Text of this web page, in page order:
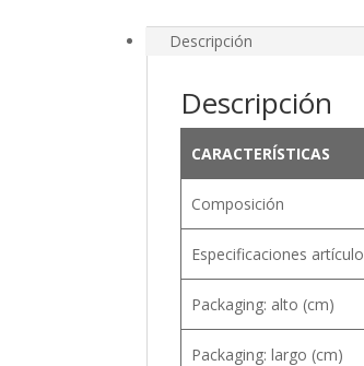
Descripción
Descripción
CARACTERÍSTICAS
Composición
Especificaciones artículo
Packaging: alto (cm)
Packaging: largo (cm)